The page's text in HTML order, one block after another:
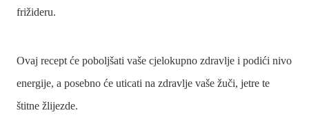
frižideru.
Ovaj recept će poboljšati vaše cjelokupno zdravlje i podići nivo
energije, a posebno će uticati na zdravlje vaše žuči, jetre te
štitne žlijezde.